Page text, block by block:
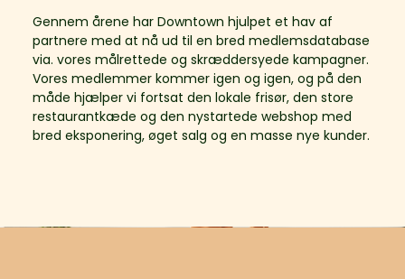
Gennem årene har Downtown hjulpet et hav af
partnere med at nå ud til en bred medlemsdatabase
via. vores målrettede og skræddersyede kampagner.
Vores medlemmer kommer igen og igen, og på den
måde hjælper vi fortsat den lokale frisør, den store
restaurantkæde og den nystartede webshop med
bred eksponering, øget salg og en masse nye kunder.